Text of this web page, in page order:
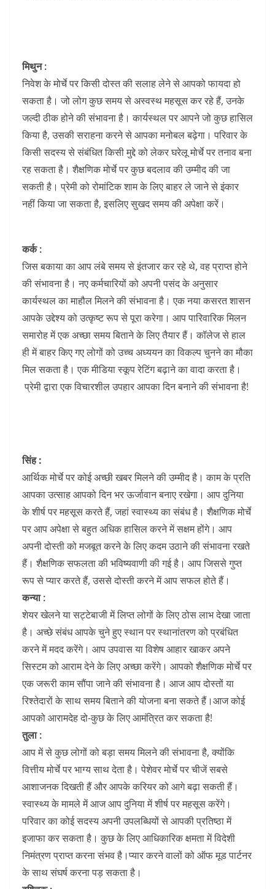
मिथुन :
निवेश के मोर्चे पर किसी दोस्त की सलाह लेने से आपको फायदा हो
सकता है। जो लोग कुछ समय से अस्वस्थ महसूस कर रहे हैं, उनके
जल्दी ठीक होने की संभावना है। कार्यस्थल पर आपने जो कुछ हासिल
किया है, उसकी सराहना करने से आपका मनोबल बढ़ेगा। परिवार के
किसी सदस्य से संबंधित किसी मुद्दे को लेकर घरेलू मोर्चे पर तनाव बना
रह सकता है। शैक्षणिक मोर्चे पर कुछ बदलाव की उम्मीद की जा
सकती है। प्रेमी को रोमांटिक शाम के लिए बाहर ले जाने से इंकार
नहीं किया जा सकता है, इसलिए सुखद समय की अपेक्षा करें।
कर्क :
जिस बकाया का आप लंबे समय से इंतजार कर रहे थे, वह प्राप्त होने
की संभावना है। नए कर्मचारियों को अपनी पसंद के अनुसार
कार्यस्थल का माहौल मिलने की संभावना है। एक नया कसरत शासन
आपके उद्देश्य को उत्कृष्ट रूप से पूरा करेगा। आप पारिवारिक मिलन
समारोह में एक अच्छा समय बिताने के लिए तैयार हैं। कॉलेज से हाल
ही में बाहर किए गए लोगों को उच्च अध्ययन का विकल्प चुनने का मौका
मिल सकता है। एक मीडिया स्कूप रेटिंग बढ़ाने का वादा करता है।
प्रेमी द्वारा एक विचारशील उपहार आपका दिन बनाने की संभावना है!
सिंह :
आर्थिक मोर्चे पर कोई अच्छी खबर मिलने की उम्मीद है। काम के प्रति
आपका उत्साह आपको दिन भर ऊर्जावान बनाए रखेगा। आप दुनिया
के शीर्ष पर महसूस करते हैं, जहां स्वास्थ्य का संबंध है। शैक्षणिक मोर्चे
पर आप अपेक्षा से बहुत अधिक हासिल करने में सक्षम होंगे। आप
अपनी दोस्ती को मजबूत करने के लिए कदम उठाने की संभावना रखते
हैं। शैक्षणिक सफलता की भविष्यवाणी की गई है। आप जिससे गुप्त
रूप से प्यार करते हैं, उससे दोस्ती करने में आप सफल होते हैं।
कन्या :
शेयर खेलने या सट्टेबाजी में लिप्त लोगों के लिए ठोस लाभ देखा जाता
है। अच्छे संबंध आपके चुने हुए स्थान पर स्थानांतरण को प्रबंधित
करने में मदद करेंगे। आप उपवास या विशेष आहार खाकर अपने
सिस्टम को आराम देने के लिए अच्छा करेंगे। आपको शैक्षणिक मोर्चे पर
एक जरूरी काम सौंपा जाने की संभावना है। आज आप दोस्तों या
रिश्तेदारों के साथ समय बिताने की योजना बना सकते हैं।आज कोई
आपको आरामदेह दो-कुछ के लिए आमंत्रित कर सकता है!
तुला :
आप में से कुछ लोगों को बड़ा समय मिलने की संभावना है, क्योंकि
वित्तीय मोर्चे पर भाग्य साथ देता है। पेशेवर मोर्चे पर चीजें सबसे
आशाजनक दिखती हैं और आपके करियर को आगे बढ़ा सकती हैं।
स्वास्थ्य के मामले में आज आप दुनिया में शीर्ष पर महसूस करेंगे।
परिवार का कोई सदस्य अपनी उपलब्धियों से आपकी प्रतिष्ठा में
इजाफा कर सकता है। कुछ के लिए आधिकारिक क्षमता में विदेशी
निमंत्रण प्राप्त करना संभव है।प्यार करने वालों को ऑफ मूड पार्टनर
के साथ संघर्ष करना पड़ सकता है।